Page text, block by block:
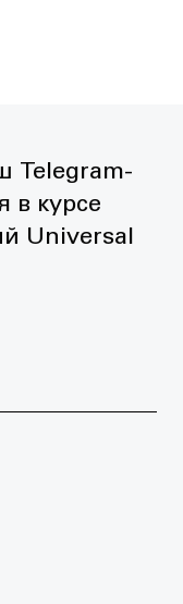
Telegram-
в курсе
Universal